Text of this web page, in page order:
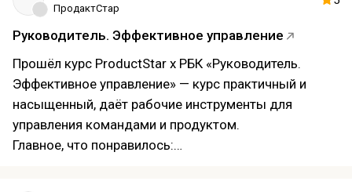
ПродактСтар
Руководитель. Эффективное управление
Прошёл курс ProductStar х РБК «Руководитель.
Эффективное управление» — курс практичный и
насыщенный, даёт рабочие инструменты для
управления командами и продуктом.
Главное, что понравилось: